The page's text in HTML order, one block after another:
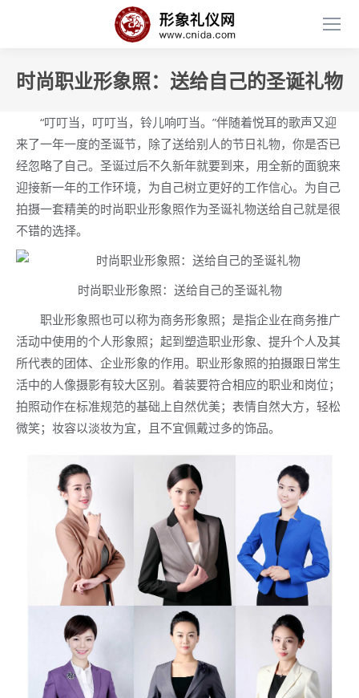
时尚职业形象照：送给自己的圣诞礼物
“叮叮当，叮叮当，铃儿响叮当。”伴随着悦耳的歌声又迎
来了一年一度的圣诞节，除了送给别人的节日礼物，你是否已
经忽略了自己。圣诞过后不久新年就要到来，用全新的面貌来
迎接新一年的工作环境，为自己树立更好的工作信心。为自己
拍摄一套精美的时尚职业形象照作为圣诞礼物送给自己就是很
不错的选择。
时尚职业形象照：送给自己的圣诞礼物
职业形象照也可以称为商务形象照；是指企业在商务推广
活动中使用的个人形象照；起到塑造职业形象、提升个人及其
所代表的团体、企业形象的作用。职业形象照的拍摄跟日常生
活中的人像摄影有较大区别。着装要符合相应的职业和岗位；
拍照动作在标准规范的基础上自然优美；表情自然大方，轻松
微笑；妆容以淡妆为宜，且不宜佩戴过多的饰品。